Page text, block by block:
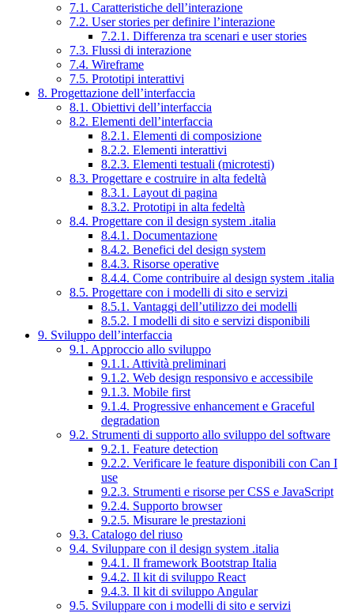
7.1. Caratteristiche dell’interazione
7.2. User stories per definire l’interazione
7.2.1. Differenza tra scenari e user stories
7.3. Flussi di interazione
7.4. Wireframe
7.5. Prototipi interattivi
8. Progettazione dell’interfaccia
8.1. Obiettivi dell’interfaccia
8.2. Elementi dell’interfaccia
8.2.1. Elementi di composizione
8.2.2. Elementi interattivi
8.2.3. Elementi testuali (microtesti)
8.3. Progettare e costruire in alta fedeltà
8.3.1. Layout di pagina
8.3.2. Prototipi in alta fedeltà
8.4. Progettare con il design system .italia
8.4.1. Documentazione
8.4.2. Benefici del design system
8.4.3. Risorse operative
8.4.4. Come contribuire al design system .italia
8.5. Progettare con i modelli di sito e servizi
8.5.1. Vantaggi dell’utilizzo dei modelli
8.5.2. I modelli di sito e servizi disponibili
9. Sviluppo dell’interfaccia
9.1. Approccio allo sviluppo
9.1.1. Attività preliminari
9.1.2. Web design responsivo e accessibile
9.1.3. Mobile first
9.1.4. Progressive enhancement e Graceful
degradation
9.2. Strumenti di supporto allo sviluppo del software
9.2.1. Feature detection
9.2.2. Verificare le feature disponibili con Can I
use
9.2.3. Strumenti e risorse per CSS e JavaScript
9.2.4. Supporto browser
9.2.5. Misurare le prestazioni
9.3. Catalogo del riuso
9.4. Sviluppare con il design system .italia
9.4.1. Il framework Bootstrap Italia
9.4.2. Il kit di sviluppo React
9.4.3. Il kit di sviluppo Angular
9.5. Sviluppare con i modelli di sito e servizi